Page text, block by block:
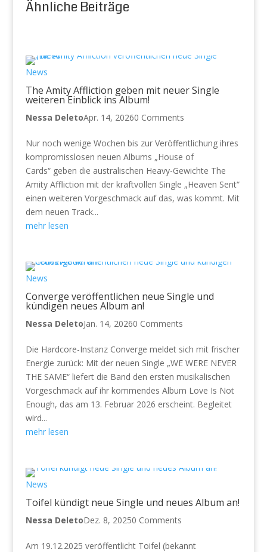
Ähnliche Beiträge
News
The Amity Affliction geben mit neuer Single
weiteren Einblick ins Album!
Nessa DeletoApr. 14, 20260 Comments
Nur noch wenige Wochen bis zur Veröffentlichung ihres
kompromisslosen neuen Albums „House of
Cards“ geben die australischen Heavy-Gewichte The
Amity Affliction mit der kraftvollen Single „Heaven Sent“
einen weiteren Vorgeschmack auf das, was kommt. Mit
dem neuen Track...
mehr lesen
News
Converge veröffentlichen neue Single und
kündigen neues Album an!
Nessa DeletoJan. 14, 20260 Comments
Die Hardcore-Instanz Converge meldet sich mit frischer
Energie zurück: Mit der neuen Single „WE WERE NEVER
THE SAME“ liefert die Band den ersten musikalischen
Vorgeschmack auf ihr kommendes Album Love Is Not
Enough, das am 13. Februar 2026 erscheint. Begleitet
wird...
mehr lesen
News
Toifel kündigt neue Single und neues Album an!
Nessa DeletoDez. 8, 20250 Comments
Am 19.12.2025 veröffentlicht Toifel (bekannt